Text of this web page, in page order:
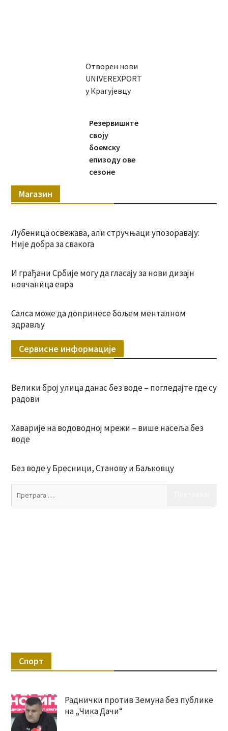
Отворен нови
UNIVEREXPORT
у Крагујевцу
Резервишите
своју
боемску
епизоду ове
сезоне
Магазин
Лубеница освежава, али стручњаци упозоравају:
Није добра за свакога
И грађани Србије могу да гласају за нови дизајн
новчаница евра
Салса може да допринесе бољем менталном
здрављу
Сервисне информације
Велики број улица данас без воде – погледајте где су
радови
Хаварије на водоводној мрежи – више насеља без
воде
Без воде у Бресници, Станову и Баљковцу
Спорт
Раднички против Земуна без публике
на „Чика Дачи“